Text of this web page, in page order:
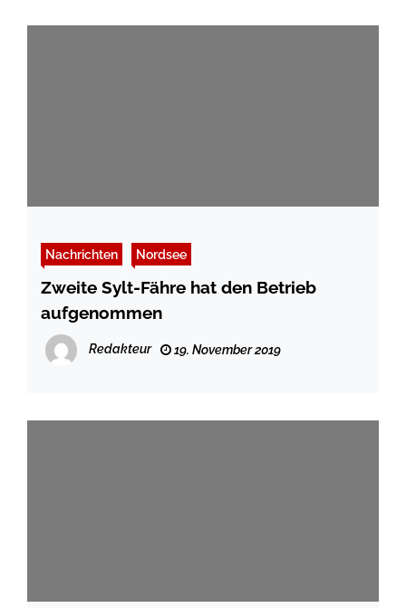
Nachrichten Nordsee
Zweite Sylt-Fähre hat den Betrieb
aufgenommen
Redakteur 19. November 2019